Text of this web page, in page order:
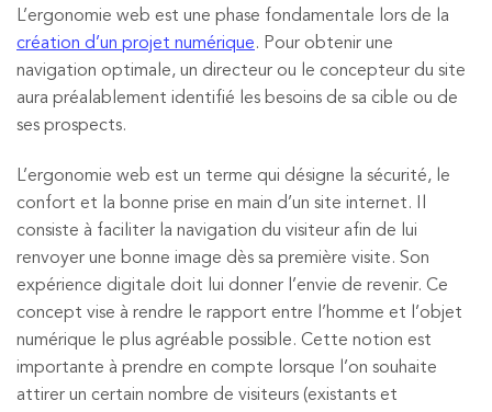
L’ergonomie web est une phase fondamentale lors de la
création d’un projet numérique. Pour obtenir une
navigation optimale, un directeur ou le concepteur du site
aura préalablement identifié les besoins de sa cible ou de
ses prospects.
L’ergonomie web est un terme qui désigne la sécurité, le
confort et la bonne prise en main d’un site internet. Il
consiste à faciliter la navigation du visiteur afin de lui
renvoyer une bonne image dès sa première visite. Son
expérience digitale doit lui donner l’envie de revenir. Ce
concept vise à rendre le rapport entre l’homme et l’objet
numérique le plus agréable possible. Cette notion est
importante à prendre en compte lorsque l’on souhaite
attirer un certain nombre de visiteurs (existants et